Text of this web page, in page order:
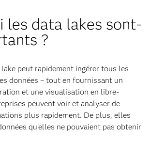
les data lakes sont-
?
lake peut rapidement ingérer tous les
données – tout en fournissant un
et une visualisation en libre-
peuvent voir et analyser de
plus rapidement. De plus, elles
qu'elles ne pouvaient pas obtenir